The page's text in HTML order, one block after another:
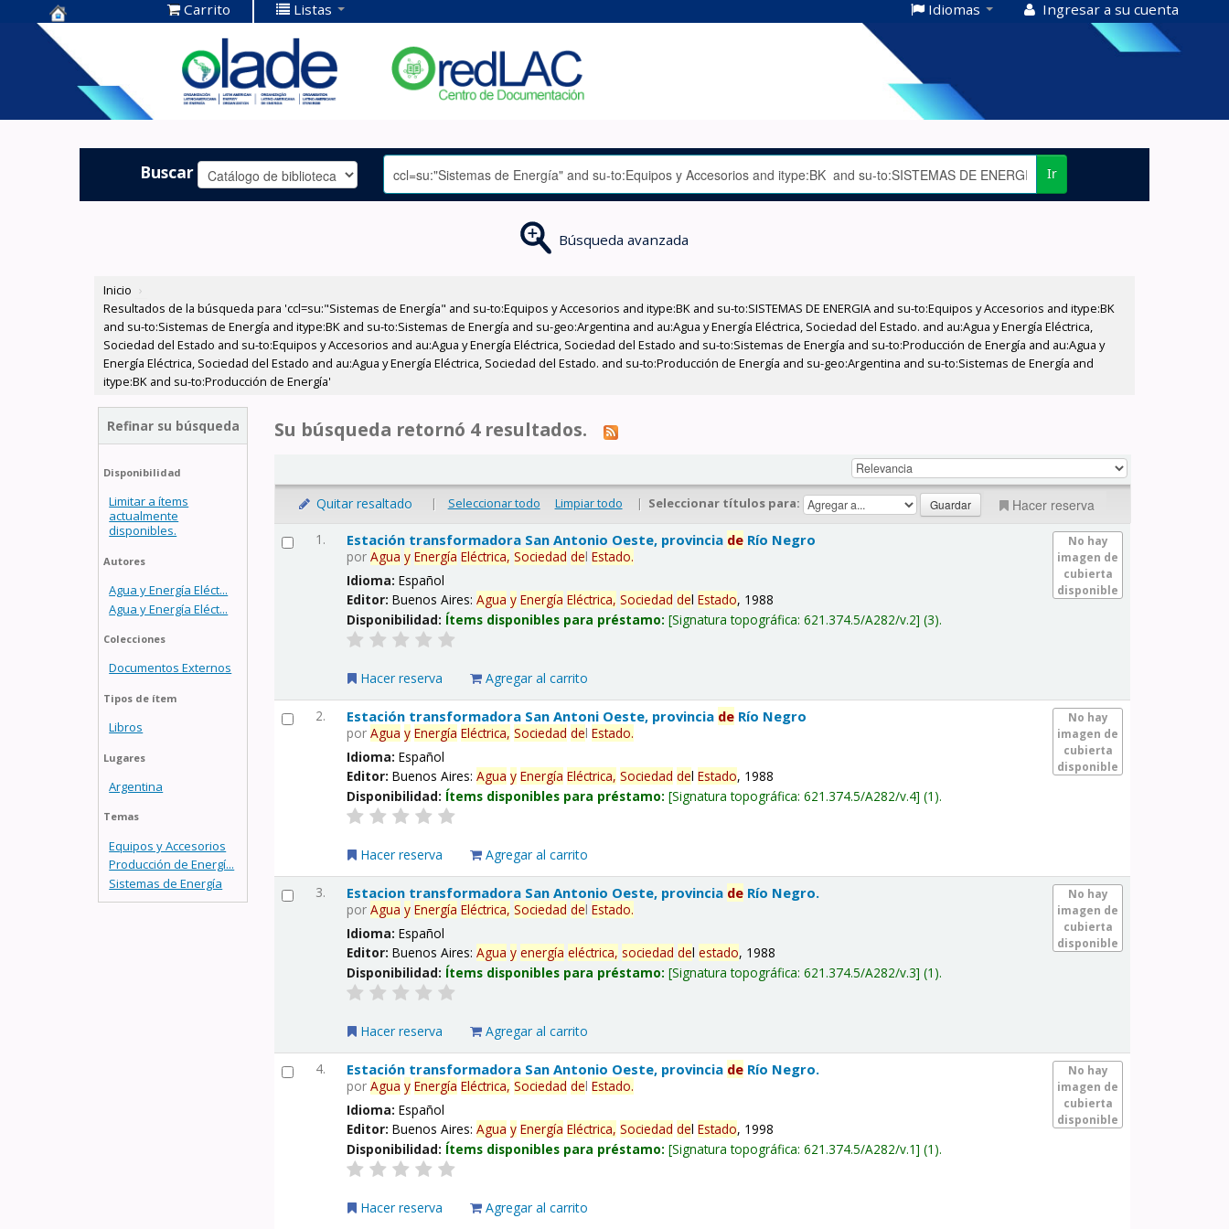
Centro de
Documentación
OLADE -
Carrito Listas Idiomas Ingresar a su cuenta
Buscar Ir
Búsqueda avanzada
Inicio ›
Resultados de la búsqueda para 'ccl=su:"Sistemas de Energía" and su-to:Equipos y Accesorios and itype:BK and su-to:SISTEMAS DE ENERGIA and su-to:Equipos y Accesorios and itype:BK
and su-to:Sistemas de Energía and itype:BK and su-to:Sistemas de Energía and su-geo:Argentina and au:Agua y Energía Eléctrica, Sociedad del Estado. and au:Agua y Energía Eléctrica,
Sociedad del Estado and su-to:Equipos y Accesorios and au:Agua y Energía Eléctrica, Sociedad del Estado and su-to:Sistemas de Energía and su-to:Producción de Energía and au:Agua y
Energía Eléctrica, Sociedad del Estado and au:Agua y Energía Eléctrica, Sociedad del Estado. and su-to:Producción de Energía and su-geo:Argentina and su-to:Sistemas de Energía and
itype:BK and su-to:Producción de Energía'
Refinar su búsqueda
Disponibilidad
Limitar a ítems
actualmente
disponibles.
Autores
Agua y Energía Eléct...
Agua y Energía Eléct...
Colecciones
Documentos Externos
Tipos de ítem
Libros
Lugares
Argentina
Temas
Equipos y Accesorios
Producción de Energí...
Sistemas de Energía
Su búsqueda retornó 4 resultados.
Quitar resaltado | Seleccionar todo Limpiar todo | Seleccionar títulos para: Hacer reserva
1.
No hay
imagen de
cubierta
disponible
Estación transformadora San Antonio Oeste, provincia de Río Negro
porAgua y Energía Eléctrica, Sociedad delEstado.
Idioma:Español
Editor:Buenos Aires:Agua y Energía Eléctrica, Sociedad delEstado, 1988
Disponibilidad: Ítems disponibles para préstamo: Signatura topográfica:621.374.5/A282/v.2 (3).
Hacer reserva Agregar al carrito
2.
No hay
imagen de
cubierta
disponible
Estación transformadora San Antoni Oeste, provincia de Río Negro
porAgua y Energía Eléctrica, Sociedad delEstado.
Idioma:Español
Editor:Buenos Aires:Agua y Energía Eléctrica, Sociedad delEstado, 1988
Disponibilidad: Ítems disponibles para préstamo: Signatura topográfica:621.374.5/A282/v.4 (1).
Hacer reserva Agregar al carrito
3.
No hay
imagen de
cubierta
disponible
Estacion transformadora San Antonio Oeste, provincia de Río Negro.
porAgua y Energía Eléctrica, Sociedad delEstado.
Idioma:Español
Editor:Buenos Aires:Agua y energía eléctrica, sociedad delestado, 1988
Disponibilidad: Ítems disponibles para préstamo: Signatura topográfica:621.374.5/A282/v.3 (1).
Hacer reserva Agregar al carrito
4.
No hay
imagen de
cubierta
disponible
Estación transformadora San Antonio Oeste, provincia de Río Negro.
porAgua y Energía Eléctrica, Sociedad delEstado.
Idioma:Español
Editor:Buenos Aires:Agua y Energía Eléctrica, Sociedad delEstado, 1998
Disponibilidad: Ítems disponibles para préstamo: Signatura topográfica:621.374.5/A282/v.1 (1).
Hacer reserva Agregar al carrito